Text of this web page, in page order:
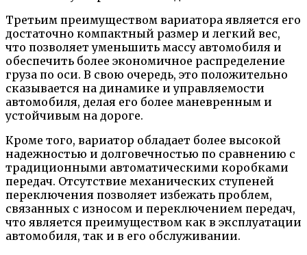
Третьим преимуществом вариатора является его
достаточно компактный размер и легкий вес,
что позволяет уменьшить массу автомобиля и
обеспечить более экономичное распределение
груза по оси. В свою очередь, это положительно
сказывается на динамике и управляемости
автомобиля, делая его более маневренным и
устойчивым на дороге.
Кроме того, вариатор обладает более высокой
надежностью и долговечностью по сравнению с
традиционными автоматическими коробками
передач. Отсутствие механических ступеней
переключения позволяет избежать проблем,
связанных с износом и переключением передач,
что является преимуществом как в эксплуатации
автомобиля, так и в его обслуживании.